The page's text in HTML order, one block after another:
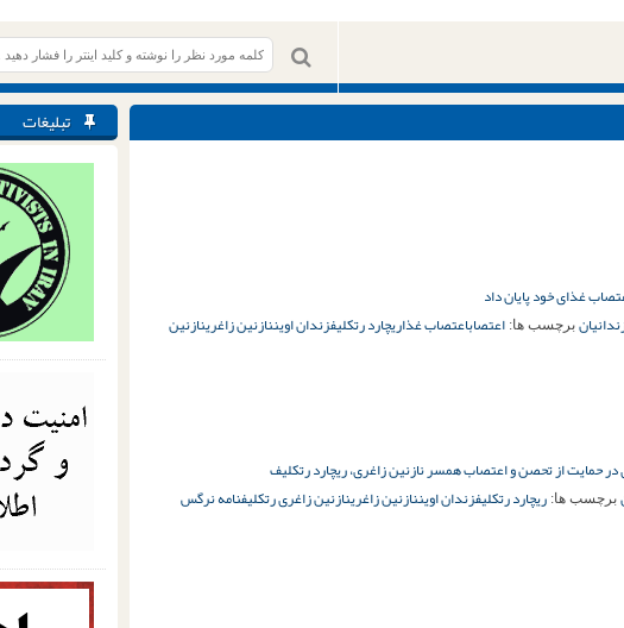
تبلیغات
غذای خود پایان داد
برچسب ها: اعتصاباعتصاب غذاریچارد رتکلیفزندان اویننازنین زاغرینازنین
حمایت از تحصن و اعتصاب همسر نازنین زاغری، ریچارد رتکلیف
برچسب ها: ریچارد رتکلیفزندان اویننازنین زاغرینازنین زاغری رتکلیفنامه نرگس